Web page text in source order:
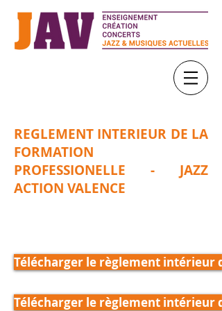
REGLEMENT INTERIEUR DE LA
FORMATION
PROFESSIONELLE - JAZZ
ACTION VALENCE
Télécharger le règlement intérieur
Télécharger le règlement